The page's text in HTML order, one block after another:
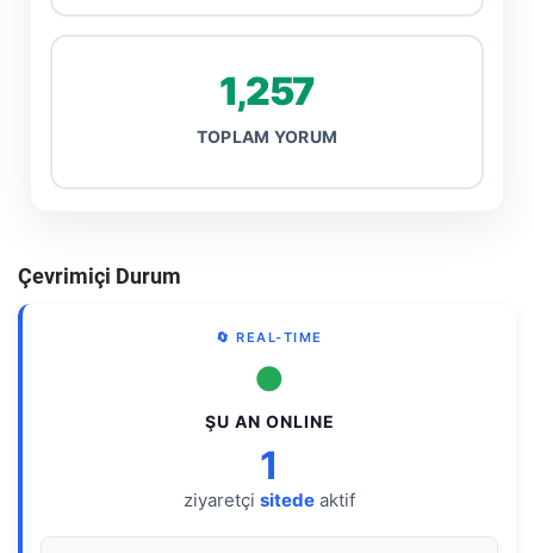
1,257
TOPLAM YORUM
Çevrimiçi Durum
🔄 REAL-TIME
●
ŞU AN ONLINE
1
ziyaretçi sitede aktif